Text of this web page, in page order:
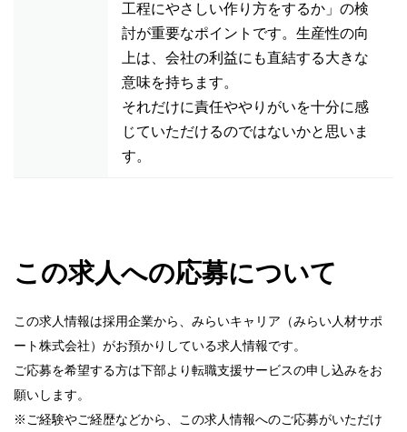
工程にやさしい作り方をするか」の検
討が重要なポイントです。生産性の向
上は、会社の利益にも直結する大きな
意味を持ちます。
それだけに責任ややりがいを十分に感
じていただけるのではないかと思いま
す。
この求人への応募について
この求人情報は採用企業から、みらいキャリア（みらい人材サポ
ート株式会社）がお預かりしている求人情報です。
ご応募を希望する方は下部より転職支援サービスの申し込みをお
願いします。
※ご経験やご経歴などから、この求人情報へのご応募がいただけ